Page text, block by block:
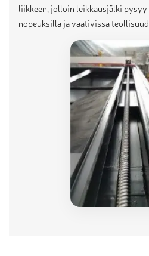
liikkeen, jolloin leikkausjälki
nopeuksilla ja vaativissa